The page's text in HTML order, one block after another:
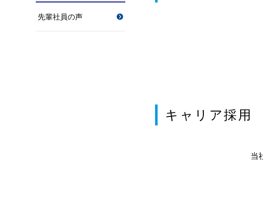
先輩社員の声
キャリア採用
当